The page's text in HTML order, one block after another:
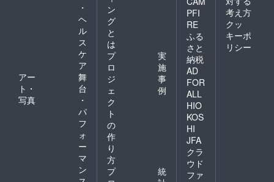
・
ヘ
ル
ス
ケ
ア
アー
ト・
写真
舞
台
・
パ
フ
ォ
ー
マ
ン
ン
グ
と
は
プ
ロ
ジ
ェ
ク
ト
の
作
り
方
実
施
事
例
プ
統
PFI
RE
ふる
さと
納税
AD
FOR
ALL
HIO
KOS
HI
JFA
クラ
ウド
ファ
考え方
クッ
キーポ
リシー